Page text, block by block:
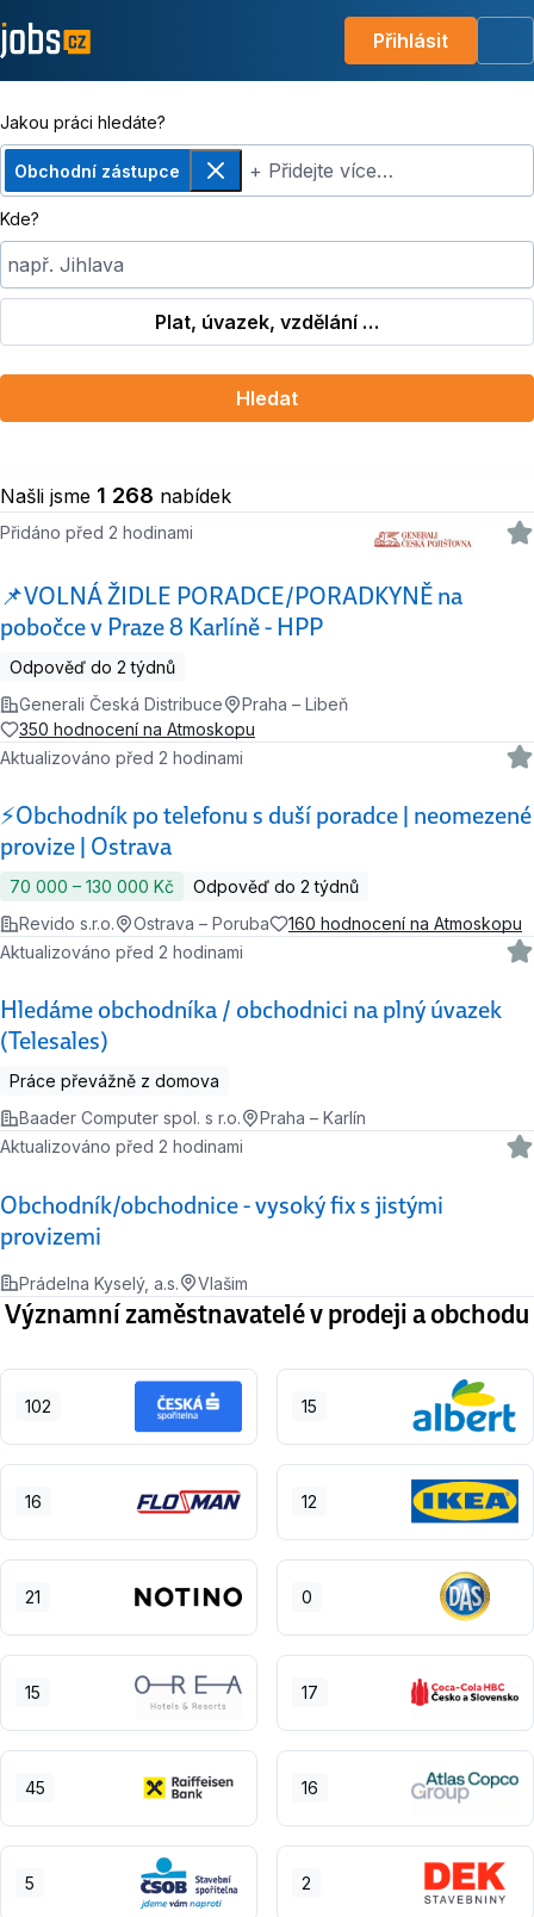
Přihlásit
Jakou práci hledáte?
Obchodní zástupce
Odebrat+ Přidejte více…
Kde?
např. Jihlava
Plat, úvazek, vzdělání …
Hledat
Našli jsme 1 268 nabídek
📌VOLNÁ ŽIDLE PORADCE/PORADKYNĚ na
pobočce v Praze 8 Karlíně - HPP
Přidáno před 2 hodinami
Odpověď do 2 týdnů
Generali Česká Distribuce
Praha – Libeň
350 hodnocení na Atmoskopu
⚡️Obchodník po telefonu s duší poradce | neomezené
provize | Ostrava
Aktualizováno před 2 hodinami
70 000 ‍–‍ 130 000 Kč
Odpověď do 2 týdnů
Revido s.r.o.
Ostrava – Poruba 160 hodnocení na Atmoskopu
Hledáme obchodníka / obchodnici na plný úvazek
(Telesales)
Aktualizováno před 2 hodinami
Práce převážně z domova
Baader Computer spol. s r.o.
Praha – Karlín
Obchodník/obchodnice - vysoký fix s jistými
provizemi
Aktualizováno před 2 hodinami
Prádelna Kyselý, a.s. Vlašim
Významní zaměstnavatelé v prodeji a obchodu
102 15
16 12
21 0
15 17
45 16
5 2